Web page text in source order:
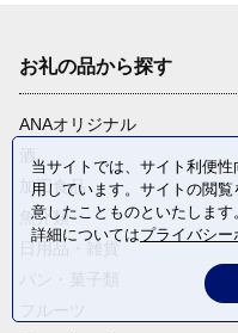
お礼の品から探す
ANAオリジナル
酒
加工食品
魚介類
日用品・雑貨
当サイトでは、サイト利便
用しています。サイトの閲
意したことものといたします
詳細についてはプライバシー